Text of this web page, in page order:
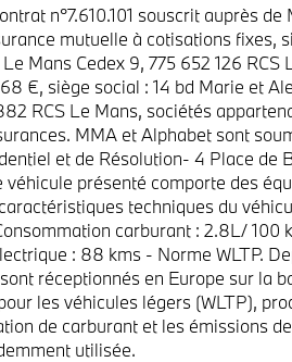
n°7.610.101 souscrit auprès
mutuelle à cotisations fixes,
Mans Cedex 9, 775 652 126
€, siège social : 14 bd Marie et
RCS Le Mans, sociétés
MMA et Alphabet sont
et de Résolution- 4 Place de
véhicule présenté comporte des
techniques du
carburant : 2.8L/ 100
: 88 kms - Norme WLTP.
réceptionnés en Europe sur la
les véhicules légers (WLTP),
de carburant et les émissions
utilisée.